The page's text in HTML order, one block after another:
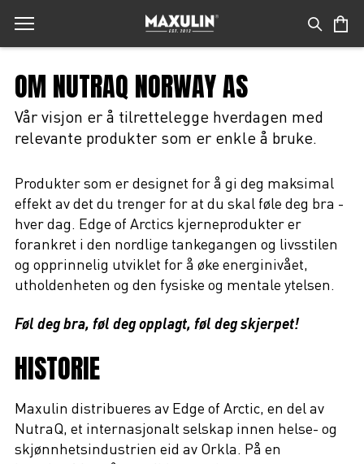
OM NUTRAQ NORWAY AS
Vår visjon er å tilrettelegge hverdagen med
relevante produkter som er enkle å bruke.
Produkter som er designet for å gi deg maksimal
effekt av det du trenger for at du skal føle deg bra -
hver dag. Edge of Arctics kjerneprodukter er
forankret i den nordlige tankegangen og livsstilen
og opprinnelig utviklet for å øke energinivået,
utholdenheten og den fysiske og mentale ytelsen.
Føl deg bra, føl deg opplagt, føl deg skjerpet!
HISTORIE
Maxulin distribueres av Edge of Arctic, en del av
NutraQ, et internasjonalt selskap innen helse- og
skjønnhetsindustrien eid av Orkla. På en